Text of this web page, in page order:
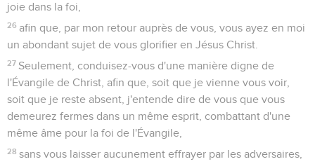
joie dans la foi,
26 afin que, par mon retour auprès de vous, vous ayez en moi
un abondant sujet de vous glorifier en Jésus Christ.
27 Seulement, conduisez-vous d'une manière digne de
l'Évangile de Christ, afin que, soit que je vienne vous voir,
soit que je reste absent, j'entende dire de vous que vous
demeurez fermes dans un même esprit, combattant d'une
même âme pour la foi de l'Évangile,
28 sans vous laisser aucunement effrayer par les adversaires,